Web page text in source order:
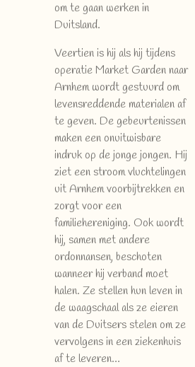
om te gaan werken in
Duitsland.
Veertien is hij als hij tijdens
operatie Market Garden naar
Arnhem wordt gestuurd om
levensreddende materialen af
te geven. De gebeurtenissen
maken een onuitwisbare
indruk op de jonge jongen. Hij
ziet een stroom vluchtelingen
uit Arnhem voorbijtrekken en
zorgt voor een
familiehereniging. Ook wordt
hij, samen met andere
ordonnansen, beschoten
wanneer hij verband moet
halen. Ze stellen hun leven in
de waagschaal als ze eieren
van de Duitsers stelen om ze
vervolgens in een ziekenhuis
af te leveren…